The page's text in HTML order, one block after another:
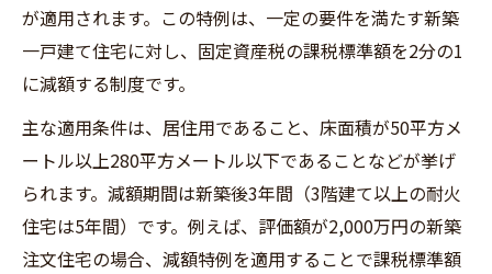
が適用されます。この特例は、一定の要件を満たす新築
一戸建て住宅に対し、固定資産税の課税標準額を2分の1
に減額する制度です。
主な適用条件は、居住用であること、床面積が50平方メ
ートル以上280平方メートル以下であることなどが挙げ
られます。減額期間は新築後3年間（3階建て以上の耐火
住宅は5年間）です。例えば、評価額が2,000万円の新築
注文住宅の場合、減額特例を適用することで課税標準額